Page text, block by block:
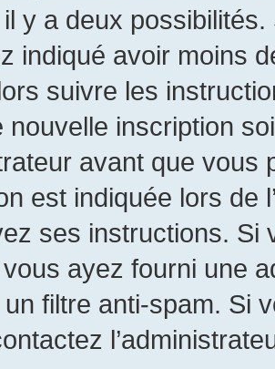
y a deux
indiqué avoir moins
suivre les
nouvelle inscription
avant que
est indiquée lors de
ses instructions. Si
ayez fourni une
filtre anti-spam. Si